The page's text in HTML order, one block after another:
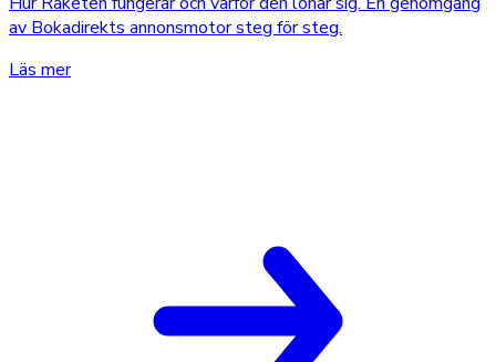
av Bokadirekts annonsmotor steg för steg.
Läs mer